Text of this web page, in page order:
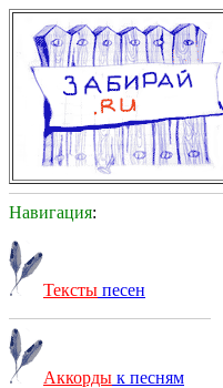
Навигация:
Тексты песен
Аккорды к песням